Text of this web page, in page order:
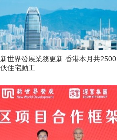
新世界發展業務更新 香港本月共2500
伙住宅動工